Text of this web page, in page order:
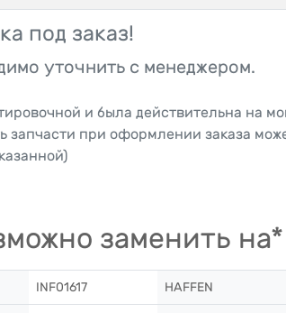
под заказ!
уточнить с менеджером.
и была действительна на
запчасти при оформлении заказа
заменить на*
INF01617 HAFFEN